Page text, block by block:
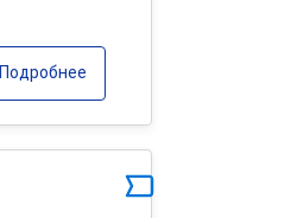
Подробнее